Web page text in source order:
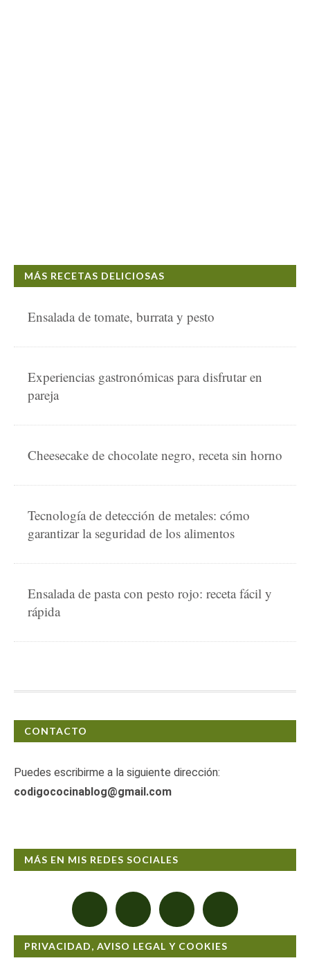
MÁS RECETAS DELICIOSAS
Ensalada de tomate, burrata y pesto
Experiencias gastronómicas para disfrutar en
pareja
Cheesecake de chocolate negro, receta sin horno
Tecnología de detección de metales: cómo
garantizar la seguridad de los alimentos
Ensalada de pasta con pesto rojo: receta fácil y
rápida
CONTACTO
Puedes escribirme a la siguiente dirección:
codigococinablog@gmail.com
MÁS EN MIS REDES SOCIALES
PRIVACIDAD, AVISO LEGAL Y COOKIES